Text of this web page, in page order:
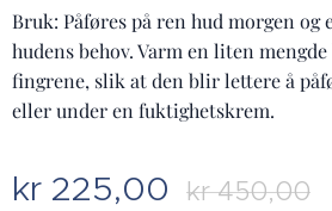
Bruk: Påføres på ren hud morgen og
hudens behov. Varm en liten
fingrene, slik at den blir lettere å
eller under en fuktighetskrem.
kr 225,00 kr450,00